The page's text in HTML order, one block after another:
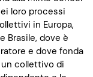
loro processi
in Europa,
Brasile, dove è
e dove fonda
un collettivo di